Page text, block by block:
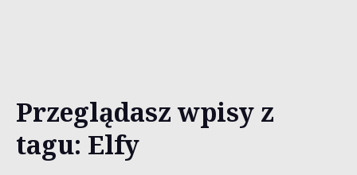
Przeglądasz wpisy z
tagu: Elfy